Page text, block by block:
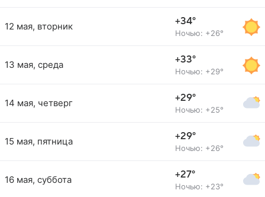
12 мая, вторник +34°
Ночью: +26°
13 мая, среда +33°
Ночью: +29°
14 мая, четверг +29°
Ночью: +25°
15 мая, пятница +29°
Ночью: +26°
16 мая, суббота +27°
Ночью: +23°